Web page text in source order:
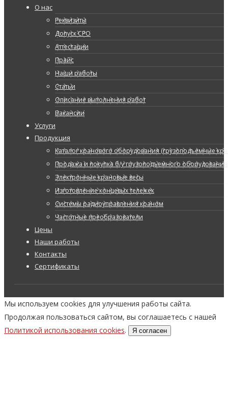
О нас
Реквизиты
Допуск СРО
Аттестации
Прайс
Наши работы
Статьи
Описание выполнения работ
Вакансии
Услуги
Продукция
Каталог кранового оборудования (грузоподъемные
Продажа и покупка б/у грузоподъемного оборудования
Электронные крановые весы
Изготовление концевых тележек
Системы радиоуправления краном
Частотные преобразователи
Цены
Наши работы
Контакты
Сертификаты
Мы используем cookies для улучшения работы сайта.
Продолжая пользоваться сайтом, вы соглашаетесь с нашей
Политикой использования cookies. Я согласен